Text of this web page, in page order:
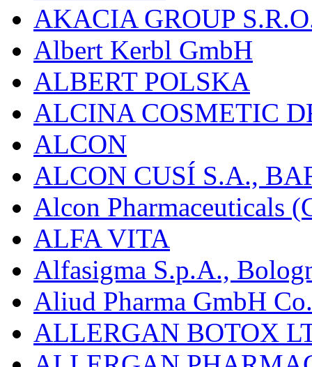
AKACIA GROUP
Albert Kerbl GmbH
ALBERT POLSKA
ALCINA COSMETIC
ALCON
ALCON CUSÍ S.A.,
Alcon Pharmaceuticals
ALFA VITA
Alfasigma S.p.A.,
Aliud Pharma GmbH
ALLERGAN BOTOX